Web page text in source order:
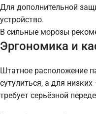
Для дополнительной
устройство.
В сильные морозы
Эргономика и
Штатное расположение
сутулиться, а для
требует серьёзной